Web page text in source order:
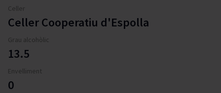
Celler
Celler Cooperatiu d'Espolla
Grau alcohòlic
13.5
Envelliment
0